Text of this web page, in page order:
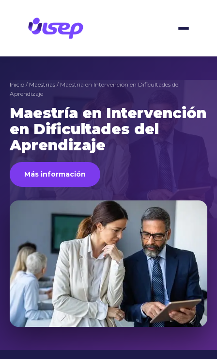
Inicio / Maestrías / Maestría en Intervención en Dificultades del
Aprendizaje
Maestría en Intervención
en Dificultades del
Aprendizaje
Más información